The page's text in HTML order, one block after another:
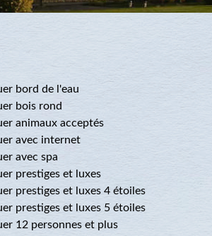
bord de l'eau
bois rond
animaux acceptés
avec internet
avec spa
prestiges et luxes
prestiges et luxes 4 étoiles
prestiges et luxes 5 étoiles
12 personnes et plus